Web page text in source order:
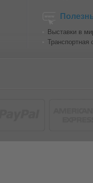
Выставки в
Транспортная